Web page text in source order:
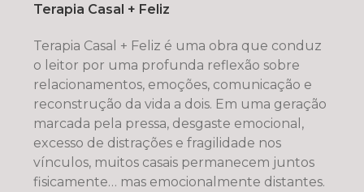
Terapia Casal + Feliz
Terapia Casal + Feliz é uma obra que conduz
o leitor por uma profunda reflexão sobre
relacionamentos, emoções, comunicação e
reconstrução da vida a dois. Em uma geração
marcada pela pressa, desgaste emocional,
excesso de distrações e fragilidade nos
vínculos, muitos casais permanecem juntos
fisicamente… mas emocionalmente distantes.